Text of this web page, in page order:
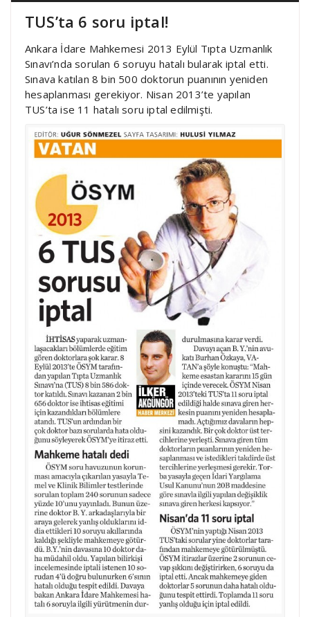
TUS’ta 6 soru iptal!
Ankara İdare Mahkemesi 2013 Eylül Tıpta Uzmanlık
Sınavı’nda sorulan 6 soruyu hatalı bularak iptal etti.
Sınava katılan 8 bin 500 doktorun puanının yeniden
hesaplanması gerekiyor. Nisan 2013’te yapılan
TUS’ta ise 11 hatalı soru iptal edilmişti.